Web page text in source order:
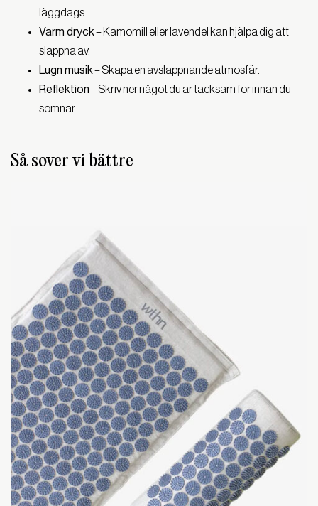
läggdags.
Varm dryck– Kamomill eller lavendel kan hjälpa dig att
slappna av.
Lugn musik– Skapa en avslappnande atmosfär.
Reflektion– Skriv ner något du är tacksam för innan du
somnar.
Så sover vi bättre